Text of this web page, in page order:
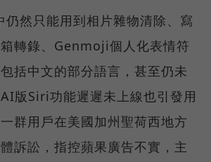
然只能用到相片雜物清除、寫
轉錄、Genmoji個人化表情符
括中文的部分語言，甚至仍未
版Siri功能遲遲未上線也引發用
群用戶在美國加州聖荷西地方
訴訟，指控蘋果廣告不實，主